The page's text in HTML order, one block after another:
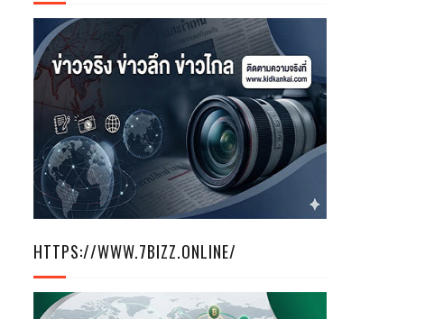
HTTPS://WWW.7BIZZ.ONLINE/